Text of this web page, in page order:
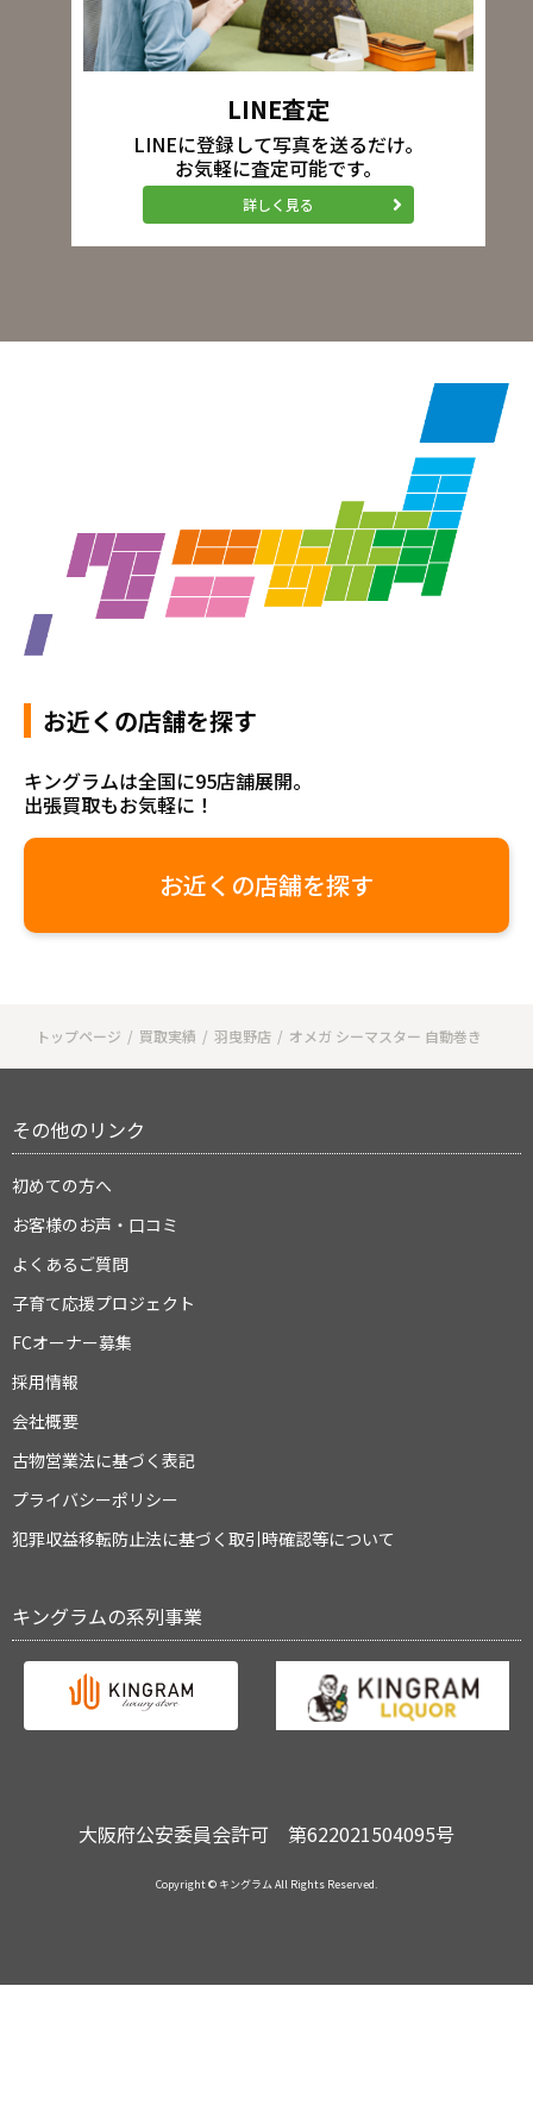
LINE査定
LINEに登録して写真を送るだけ。
お気軽に査定可能です。
詳しく見る
お近くの店舗を探す
キングラムは全国に95店舗展開。
出張買取もお気軽に！
お近くの店舗を探す
トップページ 買取実績 羽曳野店 オメガ シーマスター 自動巻き
その他のリンク
初めての方へ
お客様のお声・口コミ
よくあるご質問
子育て応援プロジェクト
FCオーナー募集
採用情報
会社概要
古物営業法に基づく表記
プライバシーポリシー
犯罪収益移転防止法に基づく取引時確認等について
キングラムの系列事業
大阪府公安委員会許可 第622021504095号
Copyright © キングラム All Rights Reserved.